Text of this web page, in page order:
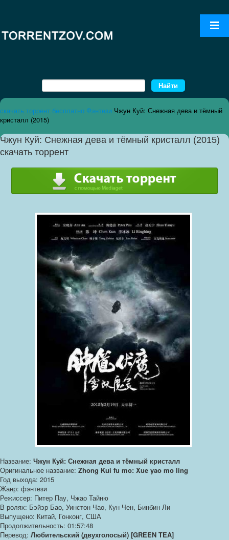
скачать торрент бесплатно Фэнтези Чжун Куй: Снежная дева и тёмный
кристалл (2015)
Чжун Куй: Снежная дева и тёмный кристалл (2015)
скачать торрент
Название: Чжун Куй: Снежная дева и тёмный кристалл
Оригинальное название: Zhong Kui fu mo: Xue yao mo ling
Год выхода: 2015
Жанр: фэнтези
Режиссер: Питер Пау, Чжао Тайню
В ролях: Бэйэр Бао, Уинстон Чао, Кун Чен, Бинбин Ли
Выпущено: Китай, Гонконг, США
Продолжительность: 01:57:48
Перевод: Любительский (двухголосый) [GREEN TEA]